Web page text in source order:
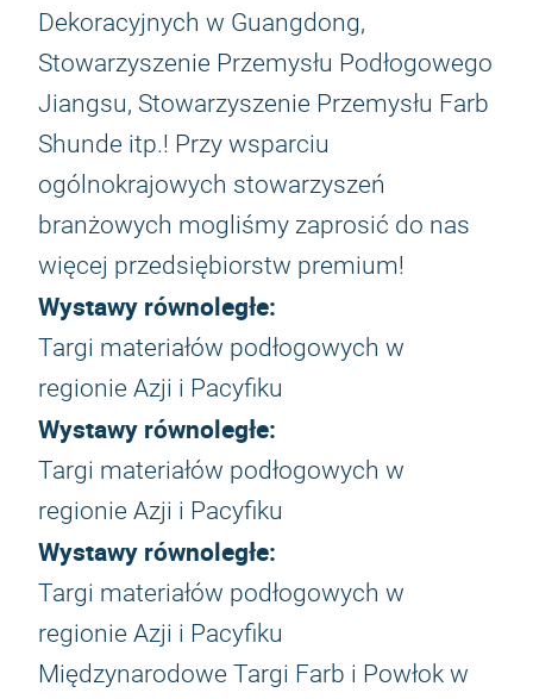
Dekoracyjnych w Guangdong,
Stowarzyszenie Przemysłu Podłogowego
Jiangsu, Stowarzyszenie Przemysłu Farb
Shunde itp.! Przy wsparciu
ogólnokrajowych stowarzyszeń
branżowych mogliśmy zaprosić do nas
więcej przedsiębiorstw premium!
Wystawy równoległe:
Targi materiałów podłogowych w
regionie Azji i Pacyfiku
Wystawy równoległe:
Targi materiałów podłogowych w
regionie Azji i Pacyfiku
Wystawy równoległe:
Targi materiałów podłogowych w
regionie Azji i Pacyfiku
Międzynarodowe Targi Farb i Powłok w